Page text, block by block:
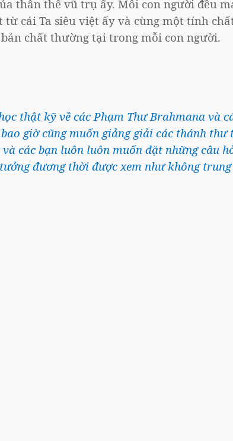
thân thể vũ trụ ấy. Mỗi con người đều
cái Ta siêu việt ấy và cùng một tính
chất thường tại trong mỗi con người.
thật kỹ về các Phạm Thư Brahmana và
giờ cũng muốn giảng giải các thánh thư
các bạn luôn luôn muốn đặt những câu
đương thời được xem như không